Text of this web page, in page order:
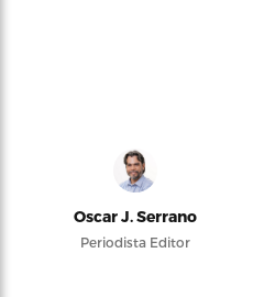
Oscar J. Serrano
Periodista Editor